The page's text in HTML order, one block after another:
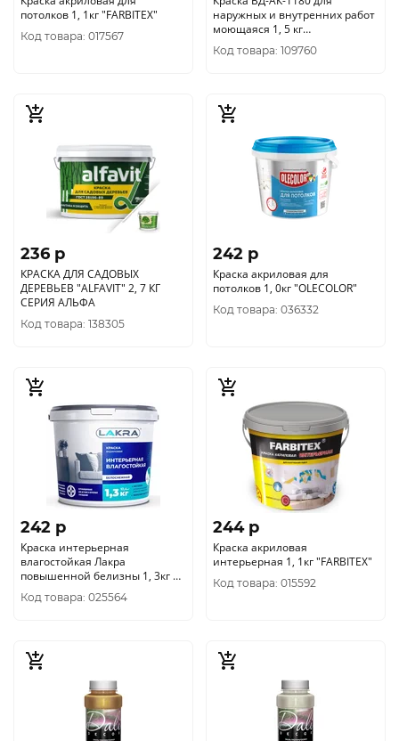
потолков 1, 1кг "FARBITEX"
Код товара: 017567
наружных и внутренних работ
моющаяся 1, 5 кг
БЕЛОСНЕЖНАЯ ВГТ/6 ЭКОНОМ/
БЕЛАЯ
Код товара: 109760
236 p
КРАСКА ДЛЯ САДОВЫХ
ДЕРЕВЬЕВ "ALFAVIT" 2, 7 КГ
СЕРИЯ АЛЬФА
Код товара: 138305
242 p
Краска акриловая для
потолков 1, 0кг "OLECOLOR"
Код товара: 036332
242 p
Краска интерьерная
влагостойкая Лакра
повышенной белизны 1, 3кг Л-
С
Код товара: 025564
244 p
Краска акриловая
интерьерная 1, 1кг "FARBITEX"
Код товара: 015592